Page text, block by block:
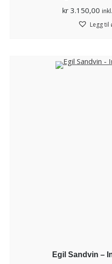
kr 3.150,00
Legg til
Egil Sandvin –